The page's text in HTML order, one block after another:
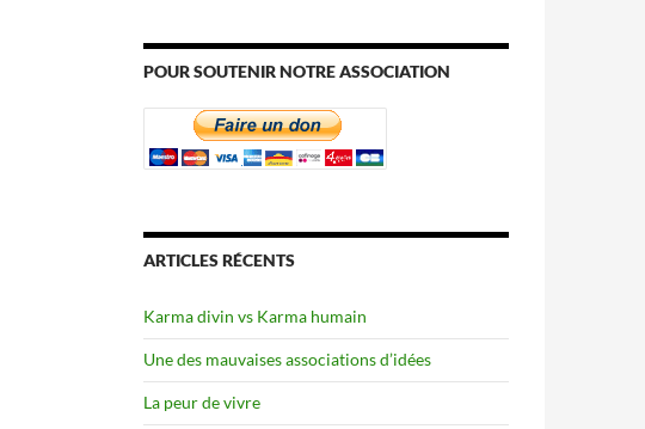
POUR SOUTENIR NOTRE ASSOCIATION
ARTICLES RÉCENTS
Karma divin vs Karma humain
Une des mauvaises associations d’idées
La peur de vivre